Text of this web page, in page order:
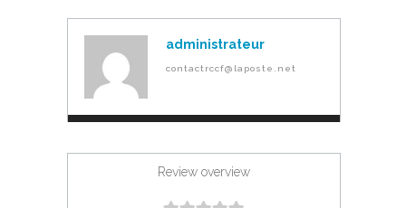
administrateur
contactrccf@laposte.net
Review overview